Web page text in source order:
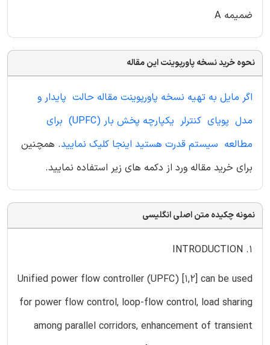
ضمیمه A
نحوه خرید نسخه پاورپوینت این مقاله
اگر مایل به تهیه نسخه پاورپوینت مقاله حالت پایدار و
مدل پویای کنترلر یکپارچه پخش بار (UPFC) برای
مطالعه سیستم قدرت هستید اینجا کلیک نمایید. همچنین
برای خرید مقاله ورد از دکمه های زیر استفاده نمایید.
نمونه چکیده متن اصلی انگلیسی
1. INTRODUCTION
Unified power flow controller (UPFC) [1,2] can be used
for power flow control, loop-flow control, load sharing
among parallel corridors, enhancement of transient